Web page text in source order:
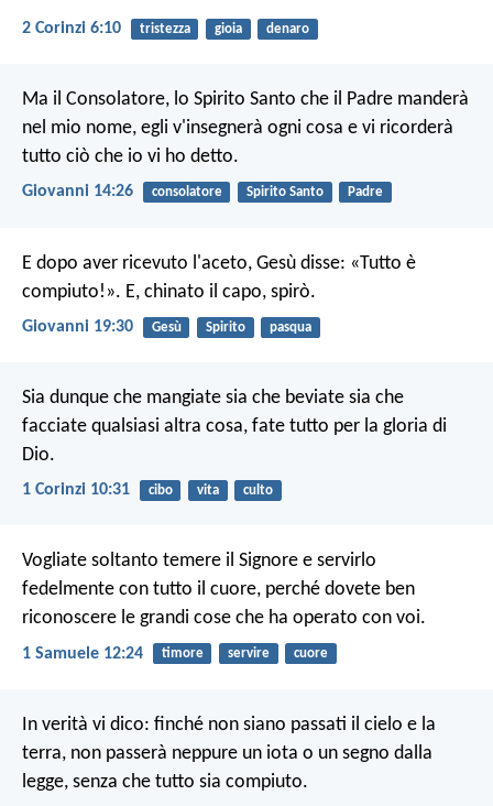
2 Corinzi 6:10 tristezza gioia denaro
Ma il Consolatore, lo Spirito Santo che il Padre manderà
nel mio nome, egli v'insegnerà ogni cosa e vi ricorderà
tutto ciò che io vi ho detto.
Giovanni 14:26 consolatore Spirito Santo Padre
E dopo aver ricevuto l'aceto, Gesù disse: «Tutto è
compiuto!». E, chinato il capo, spirò.
Giovanni 19:30 Gesù Spirito pasqua
Sia dunque che mangiate sia che beviate sia che
facciate qualsiasi altra cosa, fate tutto per la gloria di
Dio.
1 Corinzi 10:31 cibo vita culto
Vogliate soltanto temere il Signore e servirlo
fedelmente con tutto il cuore, perché dovete ben
riconoscere le grandi cose che ha operato con voi.
1 Samuele 12:24 timore servire cuore
In verità vi dico: finché non siano passati il cielo e la
terra, non passerà neppure un iota o un segno dalla
legge, senza che tutto sia compiuto.